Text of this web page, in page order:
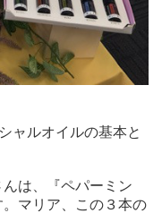
ャルオイルの基本と
は、『ペパーミン
マリア、この３本の